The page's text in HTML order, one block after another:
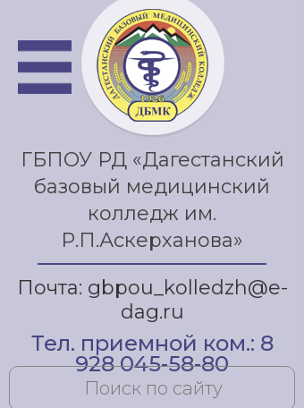
ГБПОУ РД «Дагестанский
базовый медицинский
колледж им.
Р.П.Аскерханова»
Почта: gbpou_kolledzh@e-
dag.ru
Тел. приемной ком.: 8
928 045-58-80